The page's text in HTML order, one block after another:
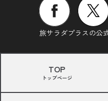
旅サラダプラスの公
TOP
トップページ